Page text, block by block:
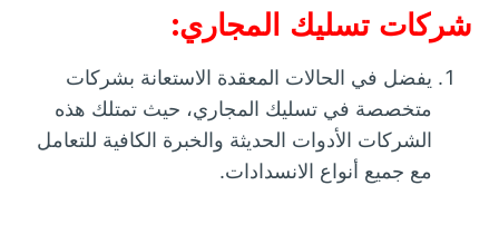
شركات تسليك المجاري:
يفضل في الحالات المعقدة الاستعانة بشركات
متخصصة في تسليك المجاري، حيث تمتلك هذه
الشركات الأدوات الحديثة والخبرة الكافية للتعامل
مع جميع أنواع الانسدادات.